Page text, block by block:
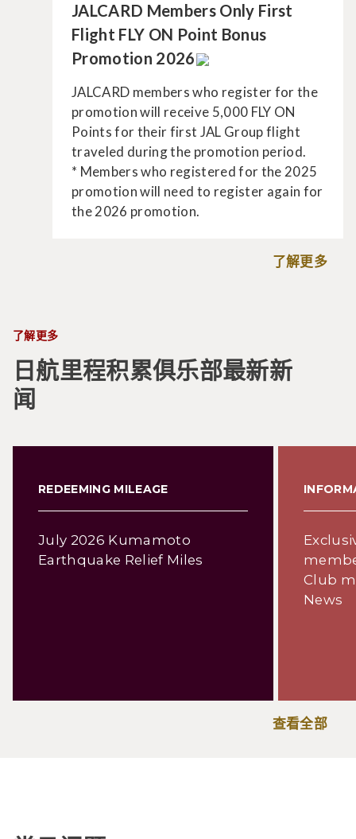
JALCARD Members Only First
Flight FLY ON Point Bonus
Promotion 2026
JALCARD members who register for the
promotion will receive 5,000 FLY ON
Points for their first JAL Group flight
traveled during the promotion period.
* Members who registered for the 2025
promotion will need to register again for
the 2026 promotion.
了解更多
了解更多
日航里程积累俱乐部最新新
闻
REDEEMING MILEAGE
July 2026 Kumamoto
Earthquake Relief Miles
Club
News
查看全部